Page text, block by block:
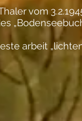
vom
arbeit